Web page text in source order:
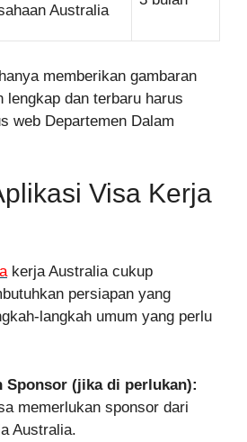
Australia
memberikan gambaran
lengkap dan terbaru harus
web Departemen Dalam
Visa Kerja
kerja Australia cukup
persiapan yang
langkah umum yang perlu
Sponsor (jika di perlukan):
memerlukan sponsor dari
Australia.